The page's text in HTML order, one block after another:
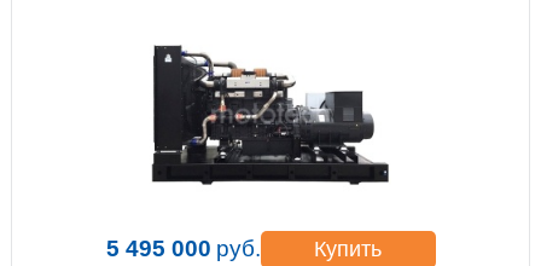
5 495 000 руб. Купить